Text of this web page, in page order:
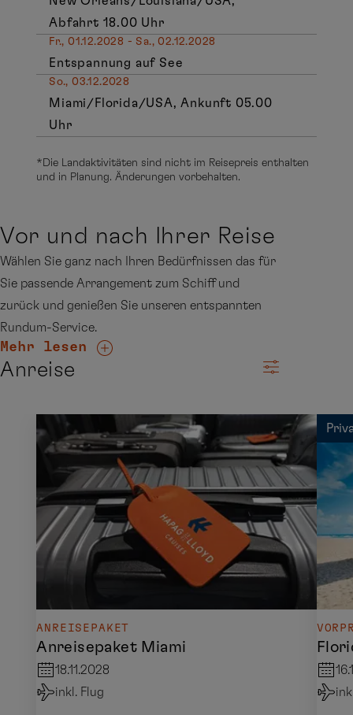
Abfahrt 18.00 Uhr
Fr., 01.12.2028 - Sa., 02.12.2028
Entspannung auf See
So., 03.12.2028
Miami/Florida/USA, Ankunft 05.00
Uhr
*Die Landaktivitäten sind nicht im Reisepreis enthalten
und in Planung. Änderungen vorbehalten.
Vor und nach Ihrer Reise
Wählen Sie ganz nach Ihren Bedürfnissen das für
Sie passende Arrangement zum Schiff und
zurück und genießen Sie unseren entspannten
Rundum-Service.
Mehr lesen
Anreise
ANREISEPAKET
Anreisepaket Miami
18.11.2028
inkl. Flug